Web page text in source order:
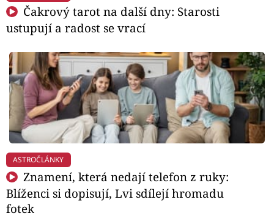
Čakrový tarot na další dny: Starosti
ustupují a radost se vrací
ASTROČLÁNKY
Znamení, která nedají telefon z ruky:
Blíženci si dopisují, Lvi sdílejí hromadu
fotek